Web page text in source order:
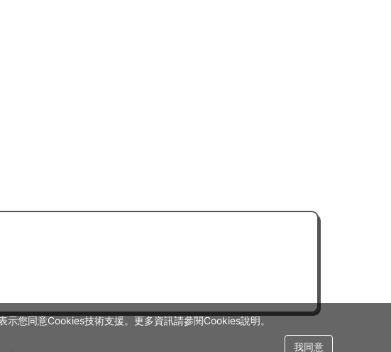
您同意Cookies技術支援。更多資訊請參閱Cookies說明。
我同意